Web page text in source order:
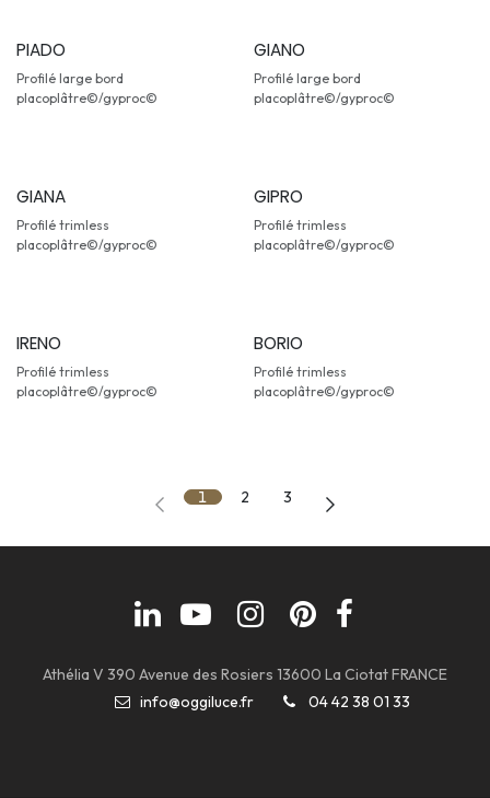
PIADO
Profilé large bord
placoplâtre©/gyproc©
GIANO
Profilé large bord
placoplâtre©/gyproc©
GIANA
Profilé trimless
placoplâtre©/gyproc©
GIPRO
Profilé trimless
placoplâtre©/gyproc©
IRENO
Profilé trimless
placoplâtre©/gyproc©
BORIO
Profilé trimless
placoplâtre©/gyproc©
1 2 3
Athélia V 390 Avenue des Rosiers 13600 La Ciotat FRANCE
info@oggiluce.fr
04 42 38 01 33